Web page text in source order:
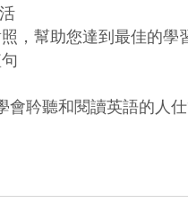
，幫助您達到最佳的學
會耹聽和閱讀英語的人